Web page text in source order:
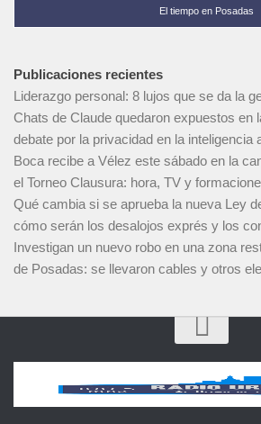
El tiempo en Posadas
Publicaciones recientes
Liderazgo personal: 8 lujos que se da la
Chats de Claude quedaron expuestos en
debate por la privacidad en la inteligencia
Boca recibe a Vélez este sábado en la
el Torneo Clausura: hora, TV y
Qué cambia si se aprueba la nueva Ley
cómo serán los desalojos exprés y los
Investigan un nuevo robo en una zona
de Posadas: se llevaron cables y otros